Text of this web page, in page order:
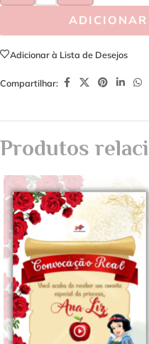
Adicionar à Lista de Desejos
Compartilhar:
Produtos